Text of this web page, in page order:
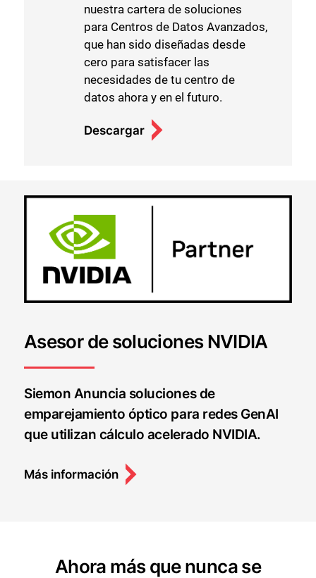
nuestra cartera de soluciones
para Centros de Datos Avanzados,
que han sido diseñadas desde
cero para satisfacer las
necesidades de tu centro de
datos ahora y en el futuro.
Descargar
Asesor de soluciones NVIDIA
Siemon Anuncia soluciones de
emparejamiento óptico para redes GenAI
que utilizan cálculo acelerado NVIDIA.
Más información
Ahora más que nunca se